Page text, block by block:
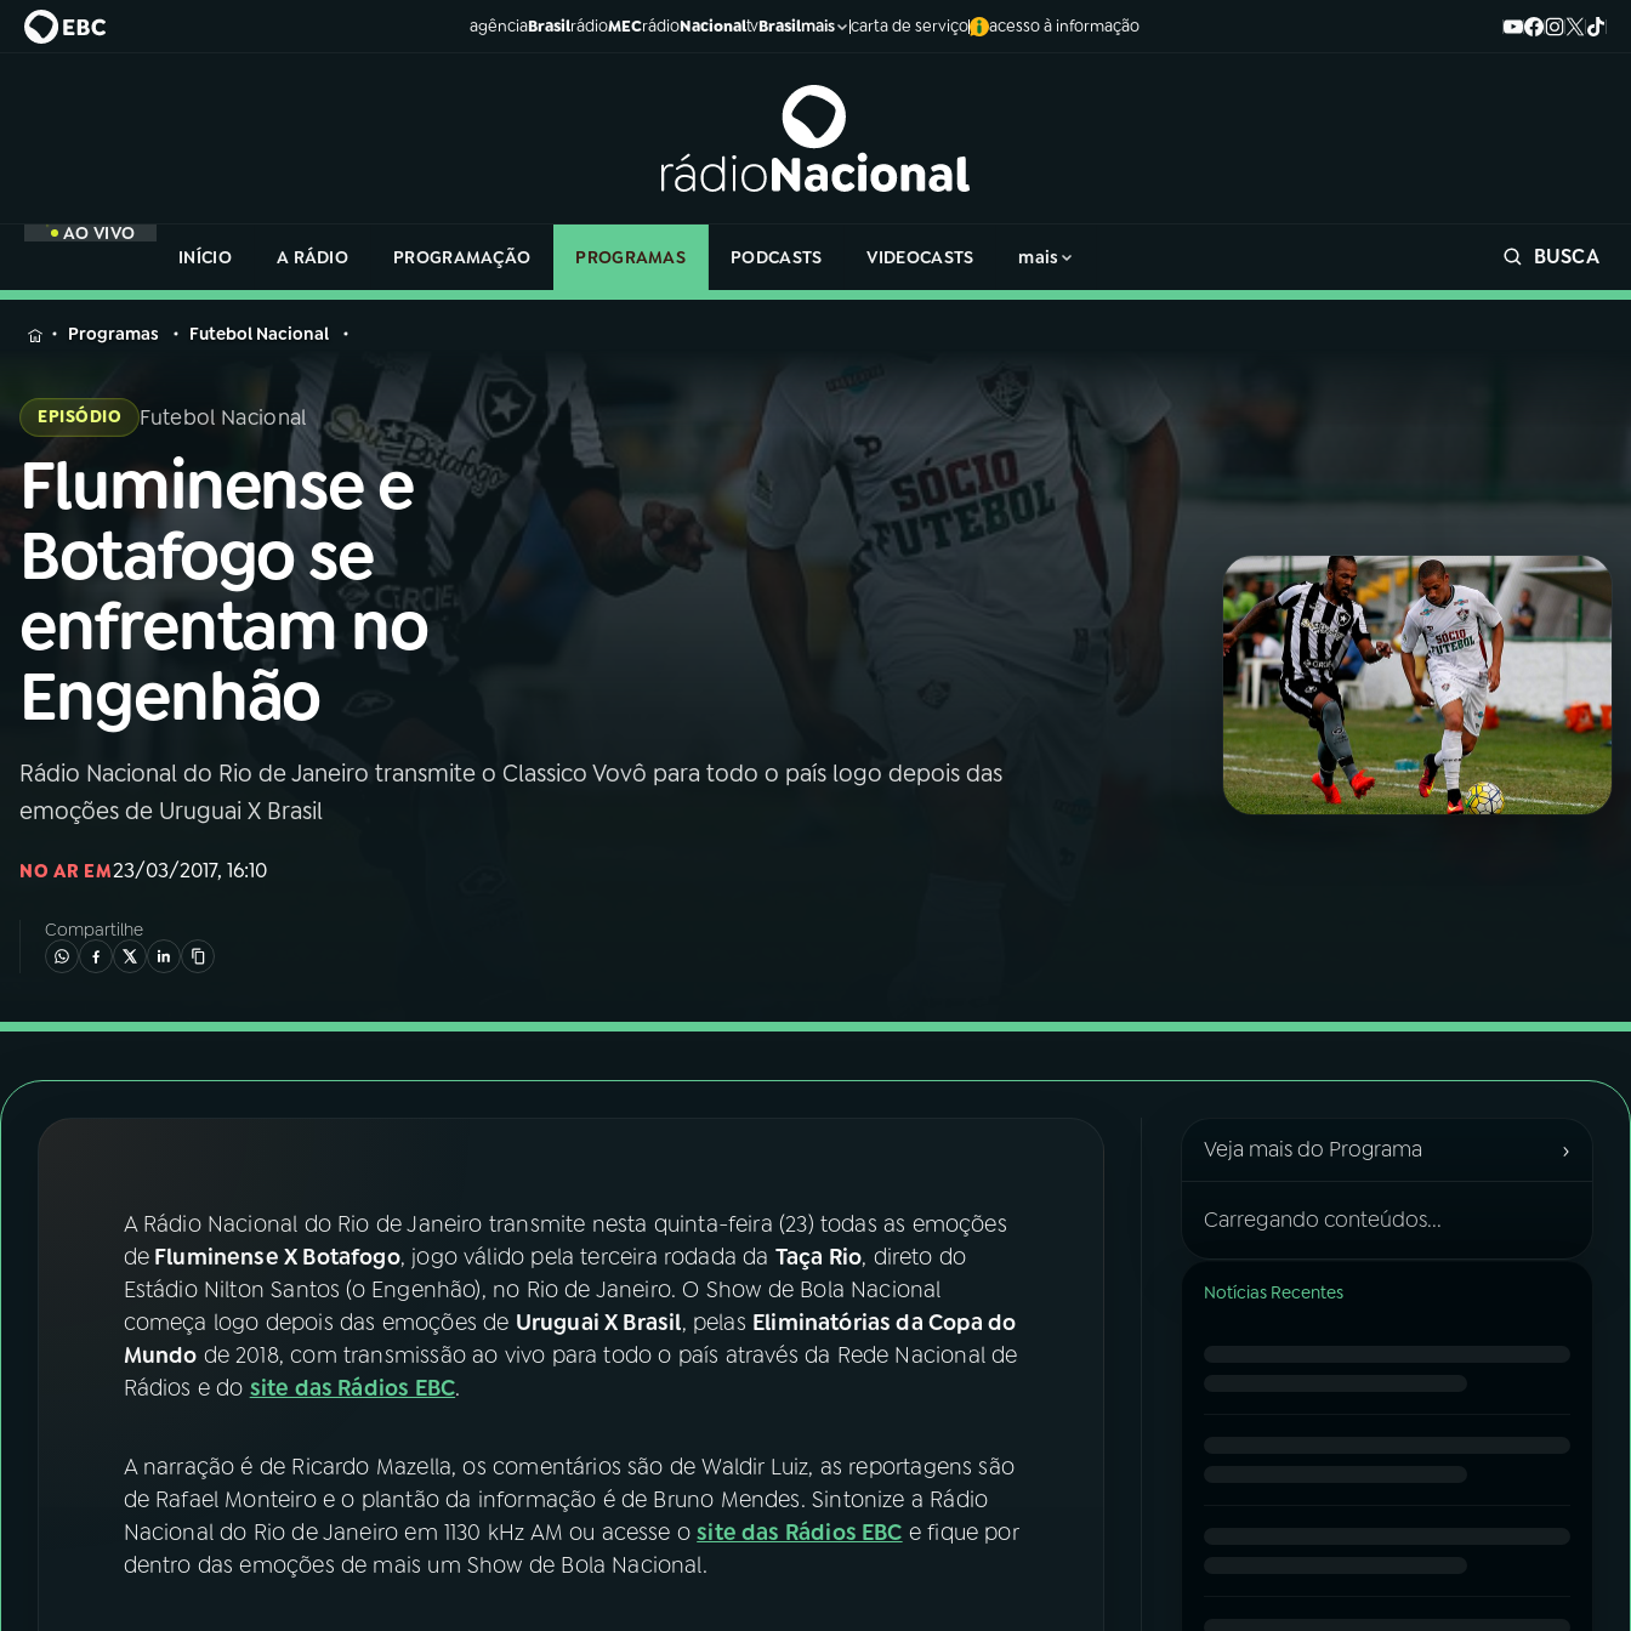
agênciaBrasilrádioMECrádioNacionaltvBrasilmais carta de serviço acesso à informação
AO VIVO
INÍCIO
A RÁDIO PROGRAMAÇÃO PROGRAMAS PODCASTS VIDEOCASTS mais BUSCA
MENU
Buscar
na
Rádio
Nacional
Buscar
01 INÍCIO
02 A RÁDIO
03PROGRAMAÇÃO
05PODCASTS
ACOMPANHE A RÁDIO NACIONAL
YouTube Facebook
Instagram X
na
Rádio
Nacional
Programas Futebol Nacional
EPISÓDIO Futebol Nacional
Fluminense e
Botafogo se
enfrentam no
Engenhão
Rádio Nacional do Rio de Janeiro transmite o Classico Vovô para todo o país logo depois das
emoções de Uruguai X Brasil
NO AR EM23/03/2017, 16:10
Compartilhe
A Rádio Nacional do Rio de Janeiro transmite nesta quinta-feira (23) todas as emoções
deFluminense X Botafogo, jogo válido pela terceira rodada da Taça Rio, direto do
Estádio Nilton Santos (o Engenhão), no Rio de Janeiro. O Show de Bola Nacional
começa logo depois das emoções de Uruguai X Brasil, pelas Eliminatórias da Copa do
Mundo de 2018, com transmissão ao vivo para todo o país através da Rede Nacional de
Rádios e do site das Rádios EBC.
A narração é de Ricardo Mazella, os comentários são de Waldir Luiz, as reportagens são
de Rafael Monteiro e o plantão da informação é de Bruno Mendes. Sintonize a Rádio
Nacional do Rio de Janeiro em 1130 kHz AM ou acesse osite das Rádios EBC e fique por
dentro das emoções de mais um Show de Bola Nacional.
Veja mais do Programa ›
Carregando conteúdos...
Notícias Recentes